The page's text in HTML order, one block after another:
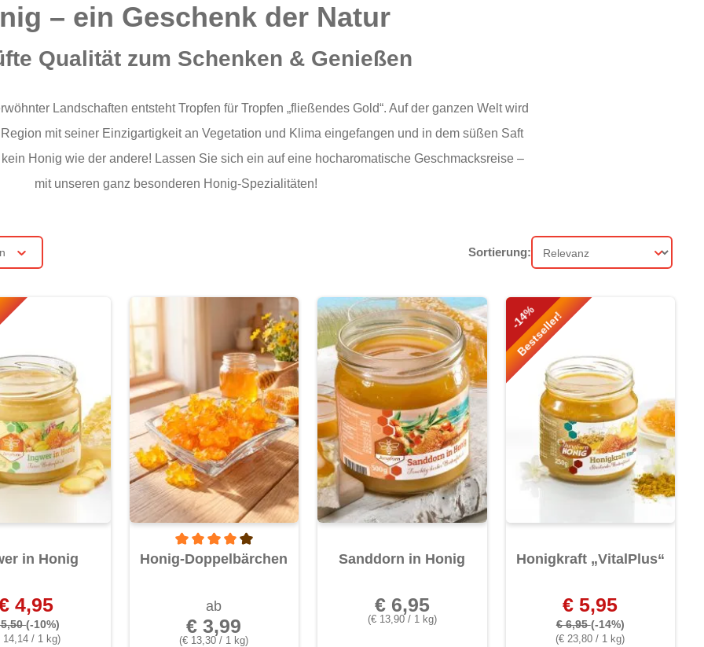
– ein Geschenk der Natur
Qualität zum Schenken & Genießen
Landschaften entsteht Tropfen für Tropfen „fließendes Gold“. Auf der ganzen Welt wird
mit seiner Einzigartigkeit an Vegetation und Klima eingefangen und in dem süßen Saft
Honig wie der andere! Lassen Sie sich ein auf eine hocharomatische Geschmacksreise –
mit unseren ganz besonderen Honig-Spezialitäten!
Sortierung:
Sortierung
in Honig
14,14 / 1 kg)
4,95
(-10%)
Durchschnittliche Bewertung von 4 von 5 Sternen
Honig-Doppelbärchen
(€ 13,30 / 1 kg)
ab
€ 3,99
Sanddorn in Honig
(€ 13,90 / 1 kg)
€ 6,95
-14%
Bestseller!
Honigkraft „VitalPlus“
(€ 23,80 / 1 kg)
€ 5,95
€ 6,95(-14%)